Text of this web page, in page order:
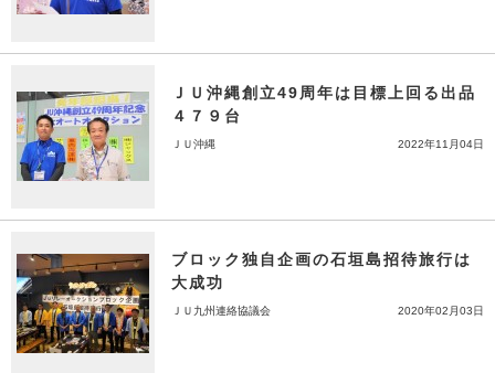
ＪＵ沖縄創立49周年は目標上回る出品
４７９台
ＪＵ沖縄 2022年11月04日
ブロック独自企画の石垣島招待旅行は
大成功
ＪＵ九州連絡協議会 2020年02月03日